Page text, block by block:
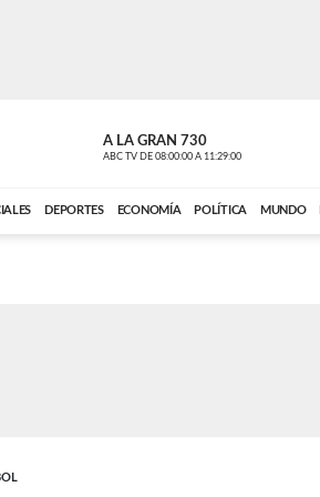
A LA GRAN 730
ABC TV DE 08:00:00 A 11:29:00
DEPORTES ECONOMÍA POLÍTICA MUNDO